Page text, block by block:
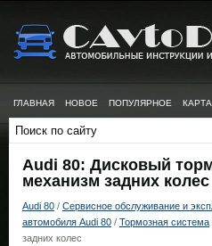
ГЛАВНАЯ НОВОЕ ПОПУЛЯРНОЕ
Audi 80: Дисковый
механизм задних колес
Audi 80 / Сервисное обслуживание и
автомобиля Audi 80 / Тормозная система
задних колес